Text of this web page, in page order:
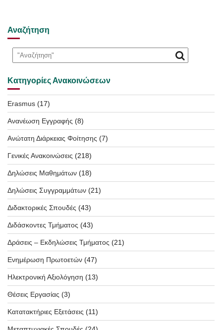
Αναζήτηση
Κατηγορίες Ανακοινώσεων
Erasmus (17)
Ανανέωση Εγγραφής (8)
Ανώτατη Διάρκειας Φοίτησης (7)
Γενικές Ανακοινώσεις (218)
Δηλώσεις Μαθημάτων (18)
Δηλώσεις Συγγραμμάτων (21)
Διδακτορικές Σπουδές (43)
Διδάσκοντες Τμήματος (43)
Δράσεις – Εκδηλώσεις Τμήματος (21)
Ενημέρωση Πρωτοετών (47)
Ηλεκτρονική Αξιολόγηση (13)
Θέσεις Εργασίας (3)
Κατατακτήριες Εξετάσεις (11)